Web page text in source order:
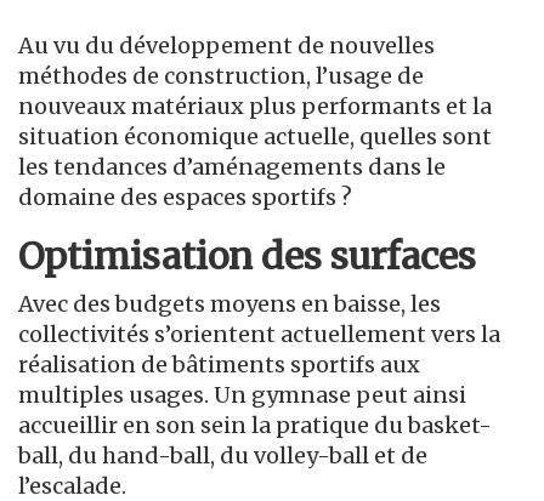
Au vu du développement de nouvelles
méthodes de construction, l’usage de
nouveaux matériaux plus performants et la
situation économique actuelle, quelles sont
les tendances d’aménagements dans le
domaine des espaces sportifs ?
Optimisation des surfaces
Avec des budgets moyens en baisse, les
collectivités s’orientent actuellement vers la
réalisation de bâtiments sportifs aux
multiples usages. Un gymnase peut ainsi
accueillir en son sein la pratique du basket-
ball, du hand-ball, du volley-ball et de
l’escalade.